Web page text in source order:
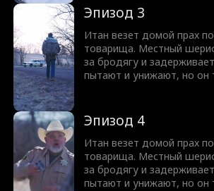
предела. И тут
подчиненный Итана —
ФБР! Раскроется ли
— герой Америки?
Эпизод 3
Итан везет домой прах
товарища. Местный
за бродягу и
пытают и унижают, но он
предела. И тут
подчиненный Итана —
ФБР! Раскроется ли
— герой Америки?
Эпизод 4
Итан везет домой прах
товарища. Местный
за бродягу и
пытают и унижают, но он